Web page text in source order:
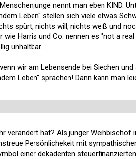
nennt man eben KIND.
Leben" stellen sich viele etwas
spürt, nichts will, nichts weiß und
wie Harris und Co. nennen es "not a real
unhaltbar.
wir am Lebensende bei Siechen
Leben" sprächen! Dann kann man
verändert hat? Als junger Weihbischof
Persönlichekeit mit
einer dekadenten